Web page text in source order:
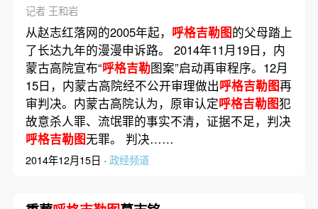
记者 王和岩
从赵志红落网的2005年起， 呼格吉勒图的父母踏上
了长达九年的漫漫申诉路。 2014年11月19日，内
蒙古高院宣布“呼格吉勒图案”启动再审程序。12月
15日，内蒙古高院经不公开审理做出呼格吉勒图再
审判决。内蒙古高院认为，原审认定呼格吉勒图犯
故意杀人罪、流氓罪的事实不清，证据不足，判决
呼格吉勒图无罪。 判决……
2014年12月15日 · 政经频道